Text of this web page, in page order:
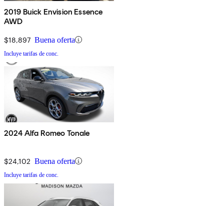
2019 Buick Envision Essence
AWD
$18,897 Buena oferta
Incluye tarifas de conc.
2024 Alfa Romeo Tonale
$24,102 Buena oferta
Incluye tarifas de conc.